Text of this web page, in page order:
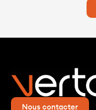
Nous contacter